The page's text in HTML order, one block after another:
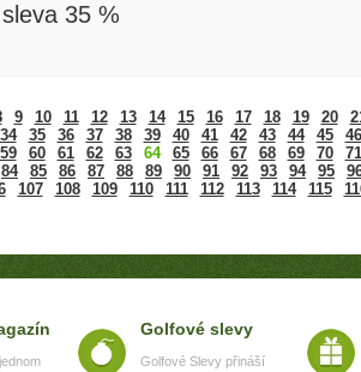
sleva 35 %
9 10 11 12 13 14 15 16 17 18 19 20
34 35 36 37 38 39 40 41 42 43 44 45
46
59 60 61 62 63 64 65 66 67 68 69 70
71
84 85 86 87 88 89 90 91 92 93 94 95
107 108 109 110 111 112 113 114 115
Golfové slevy
Golfové Slevy přináší